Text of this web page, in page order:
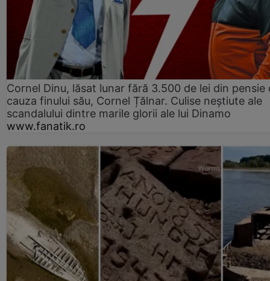
Cornel Dinu, lăsat lunar fără 3.500 de lei din pensie
cauza finului său, Cornel Țălnar. Culise neștiute ale
scandalului dintre marile glorii ale lui Dinamo
www.fanatik.ro